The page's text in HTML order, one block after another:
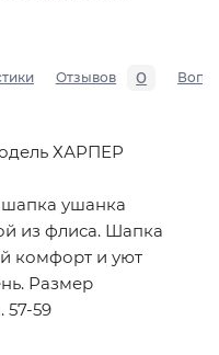
Отзывов 0
ХАРПЕР
ушанка
из флиса. Шапка
комфорт и уют
Размер
57-59